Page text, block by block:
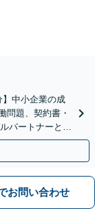
】中小企業の成
問題、契約書・
パートナーとし
お問い合わせ